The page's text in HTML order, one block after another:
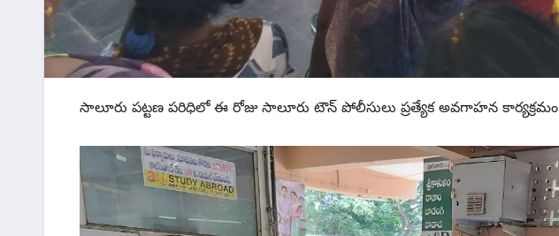
సాలూరు పట్టణ పరిధిలో ఈ రోజు సాలూరు టౌన్ పోలీసులు ప్రత్యేక అవగాహన కార్యక్రమం